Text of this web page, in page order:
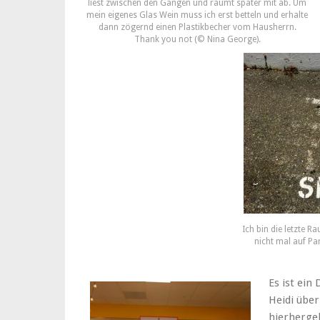
liest zwischen den Gängen und räumt später mit ab. Um
mein eigenes Glas Wein muss ich erst betteln und erhalte
dann zögernd einen Plastikbecher vom Hausherrn.
Thank you not (© Nina George).
Ich bin die letzte
nicht mal auf
Es ist ein
Heidi